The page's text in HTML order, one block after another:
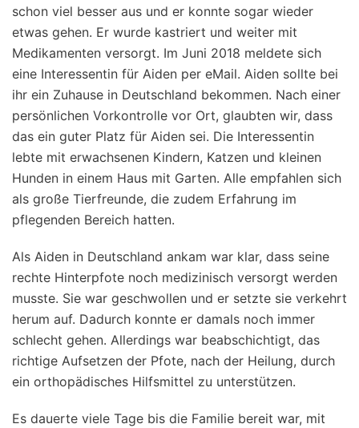
schon viel besser aus und er konnte sogar wieder
etwas gehen. Er wurde kastriert und weiter mit
Medikamenten versorgt. Im Juni 2018 meldete sich
eine Interessentin für Aiden per eMail. Aiden sollte bei
ihr ein Zuhause in Deutschland bekommen. Nach einer
persönlichen Vorkontrolle vor Ort, glaubten wir, dass
das ein guter Platz für Aiden sei. Die Interessentin
lebte mit erwachsenen Kindern, Katzen und kleinen
Hunden in einem Haus mit Garten. Alle empfahlen sich
als große Tierfreunde, die zudem Erfahrung im
pflegenden Bereich hatten.
Als Aiden in Deutschland ankam war klar, dass seine
rechte Hinterpfote noch medizinisch versorgt werden
musste. Sie war geschwollen und er setzte sie verkehrt
herum auf. Dadurch konnte er damals noch immer
schlecht gehen. Allerdings war beabschichtigt, das
richtige Aufsetzen der Pfote, nach der Heilung, durch
ein orthopädisches Hilfsmittel zu unterstützen.
Es dauerte viele Tage bis die Familie bereit war, mit